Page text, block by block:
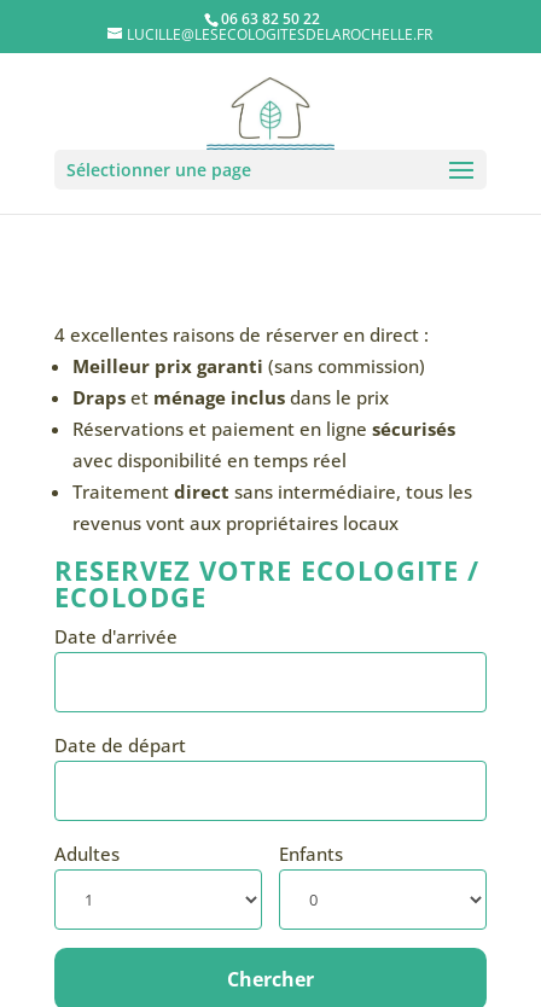
06 63 82 50 22
LUCILLE@LESECOLOGITESDELAROCHELLE.FR
Sélectionner une page
4 excellentes raisons de réserver en direct :
Meilleur prix garanti (sans commission)
Draps etménage inclusdans le prix
Réservations et paiement en ligne sécurisés
avec disponibilité en temps réel
Traitement direct sans intermédiaire, tous les
revenus vont aux propriétaires locaux
RESERVEZ VOTRE ECOLOGITE /
ECOLODGE
Date d'arrivée
Date de départ
Adultes Enfants